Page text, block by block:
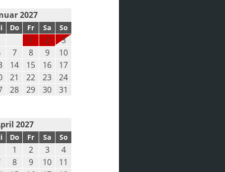
2027
Do Fr Sa So
1 2
3
7 8 9
10
14 15 16
17
21 22 23
24
28 29 30 31
2027
Do Fr Sa So
1 2 3
4
8 9 10
11